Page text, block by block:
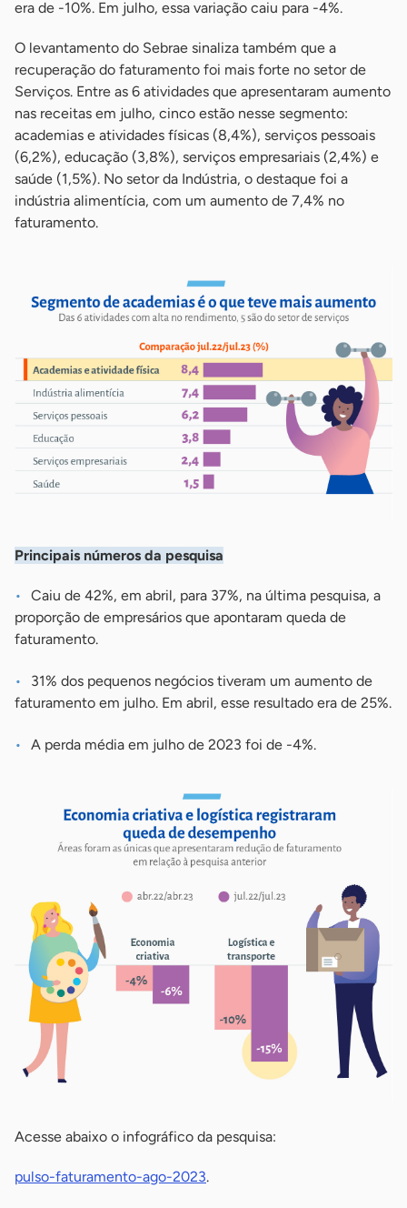
era de -10%. Em julho, essa variação caiu para -4%.
O levantamento do Sebrae sinaliza também que a
recuperação do faturamento foi mais forte no setor de
Serviços. Entre as 6 atividades que apresentaram aumento
nas receitas em julho, cinco estão nesse segmento:
academias e atividades físicas (8,4%), serviços pessoais
(6,2%), educação (3,8%), serviços empresariais (2,4%) e
saúde (1,5%). No setor da Indústria, o destaque foi a
indústria alimentícia, com um aumento de 7,4% no
faturamento.
Principais números da pesquisa
Caiu de 42%, em abril, para 37%, na última pesquisa, a
proporção de empresários que apontaram queda de
faturamento.
31% dos pequenos negócios tiveram um aumento de
faturamento em julho. Em abril, esse resultado era de 25%.
A perda média em julho de 2023 foi de -4%.
Acesse abaixo o infográfico da pesquisa:
pulso-faturamento-ago-2023.